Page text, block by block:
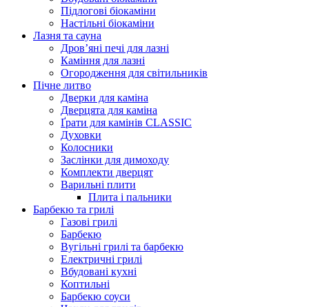
Підлогові біокаміни
Настільні біокаміни
Лазня та сауна
Дров’яні печі для лазні
Каміння для лазні
Огородження для світильників
Пічне литво
Дверки для каміна
Дверцята для каміна
Ґрати для камінів CLASSIC
Духовки
Колосники
Заслінки для димоходу
Комплекти дверцят
Варильні плити
Плита і пальники
Барбекю та грилі
Газові грилі
Барбекю
Вугільні грилі та барбекю
Електричні грилі
Вбудовані кухні
Коптильні
Барбекю соуси